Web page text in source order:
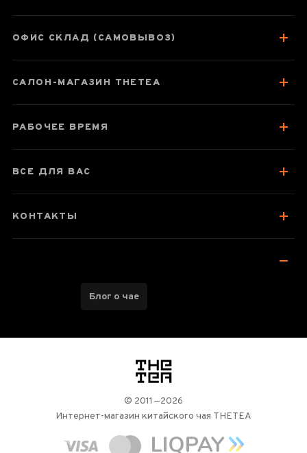
Паспорт товара
ОФИС СКЛАД (САМОВЫВОЗ)
САЛОН-МАГАЗИН THETEA
РАБОЧЕЕ ВРЕМЯ
ВСЕ ДЛЯ ВАС
КОНТАКТЫ
Блог о чае
логотип
© 2011—2026
Интернет-магазин китайского чая THETEA